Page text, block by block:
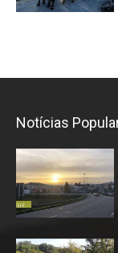
Notícias